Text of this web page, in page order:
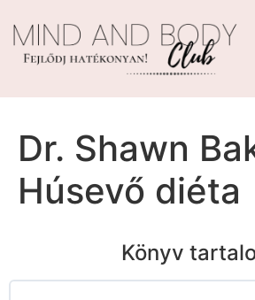
Dr. Shawn
Húsevő diéta
Könyv